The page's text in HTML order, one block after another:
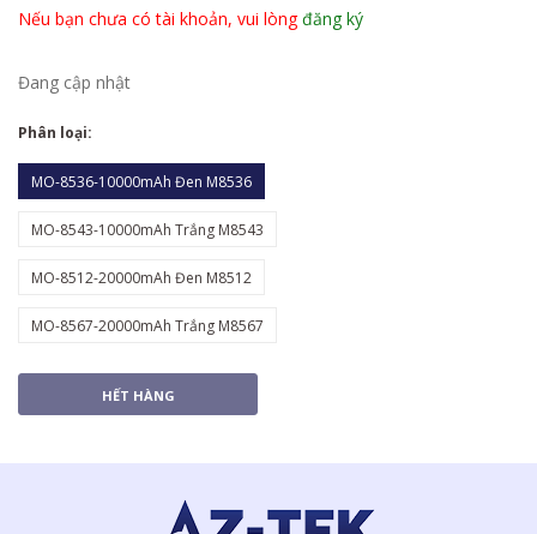
Nếu bạn chưa có tài khoản, vui lòngđăng ký
Đang cập nhật
Phân loại:
MO-8536-10000mAh Đen M8536
MO-8543-10000mAh Trắng M8543
MO-8512-20000mAh Đen M8512
MO-8567-20000mAh Trắng M8567
HẾT HÀNG